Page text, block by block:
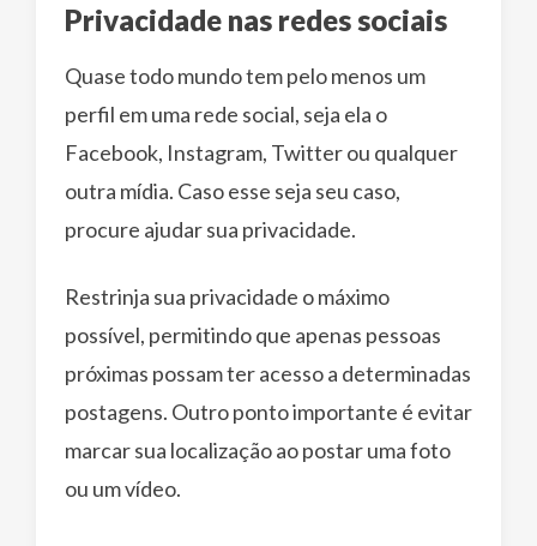
Privacidade nas redes sociais
Quase todo mundo tem pelo menos um
perfil em uma rede social, seja ela o
Facebook, Instagram, Twitter ou qualquer
outra mídia. Caso esse seja seu caso,
procure ajudar sua privacidade.
Restrinja sua privacidade o máximo
possível, permitindo que apenas pessoas
próximas possam ter acesso a determinadas
postagens. Outro ponto importante é evitar
marcar sua localização ao postar uma foto
ou um vídeo.